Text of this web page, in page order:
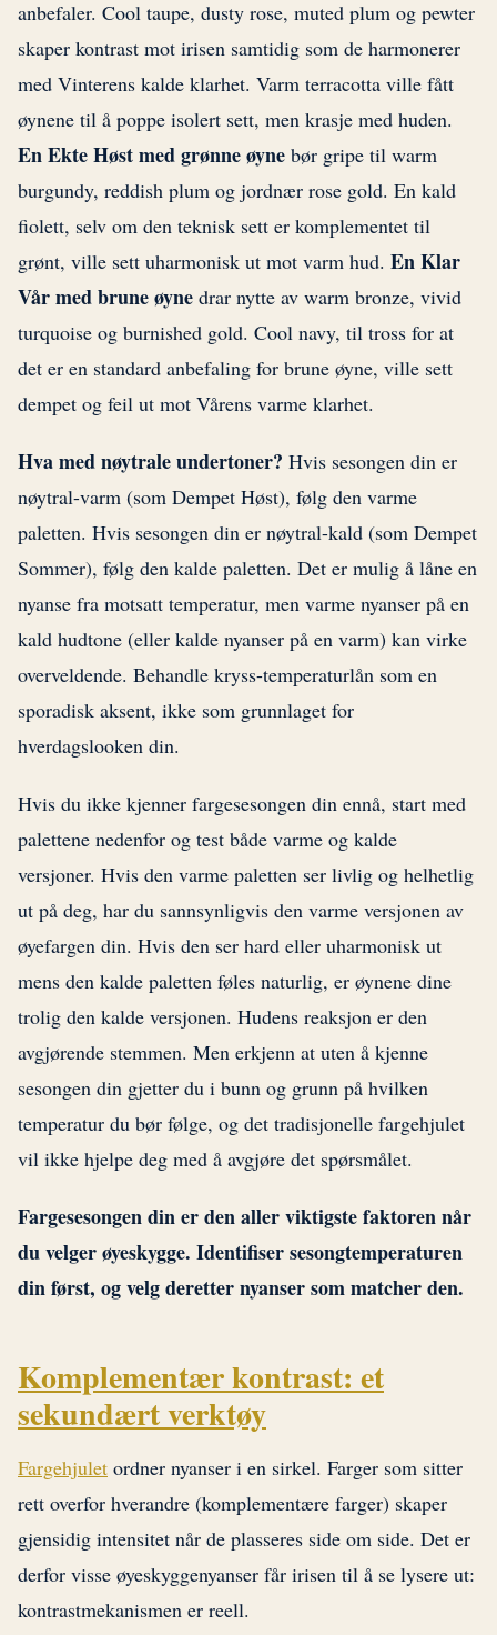
anbefaler. Cool taupe, dusty rose, muted plum og pewter
skaper kontrast mot irisen samtidig som de harmonerer
med Vinterens kalde klarhet. Varm terracotta ville fått
øynene til å poppe isolert sett, men krasje med huden.
En Ekte Høst med grønne øyne bør gripe til warm
burgundy, reddish plum og jordnær rose gold. En kald
fiolett, selv om den teknisk sett er komplementet til
grønt, ville sett uharmonisk ut mot varm hud. En Klar
Vår med brune øyne drar nytte av warm bronze, vivid
turquoise og burnished gold. Cool navy, til tross for at
det er en standard anbefaling for brune øyne, ville sett
dempet og feil ut mot Vårens varme klarhet.
Hva med nøytrale undertoner? Hvis sesongen din er
nøytral-varm (som Dempet Høst), følg den varme
paletten. Hvis sesongen din er nøytral-kald (som Dempet
Sommer), følg den kalde paletten. Det er mulig å låne en
nyanse fra motsatt temperatur, men varme nyanser på en
kald hudtone (eller kalde nyanser på en varm) kan virke
overveldende. Behandle kryss-temperaturlån som en
sporadisk aksent, ikke som grunnlaget for
hverdagslooken din.
Hvis du ikke kjenner fargesesongen din ennå, start med
palettene nedenfor og test både varme og kalde
versjoner. Hvis den varme paletten ser livlig og helhetlig
ut på deg, har du sannsynligvis den varme versjonen av
øyefargen din. Hvis den ser hard eller uharmonisk ut
mens den kalde paletten føles naturlig, er øynene dine
trolig den kalde versjonen. Hudens reaksjon er den
avgjørende stemmen. Men erkjenn at uten å kjenne
sesongen din gjetter du i bunn og grunn på hvilken
temperatur du bør følge, og det tradisjonelle fargehjulet
vil ikke hjelpe deg med å avgjøre det spørsmålet.
Fargesesongen din er den aller viktigste faktoren når
du velger øyeskygge. Identifiser sesongtemperaturen
din først, og velg deretter nyanser som matcher den.
Komplementær kontrast: et
sekundært verktøy
Fargehjulet ordner nyanser i en sirkel. Farger som sitter
rett overfor hverandre (komplementære farger) skaper
gjensidig intensitet når de plasseres side om side. Det er
derfor visse øyeskyggenyanser får irisen til å se lysere ut:
kontrastmekanismen er reell.